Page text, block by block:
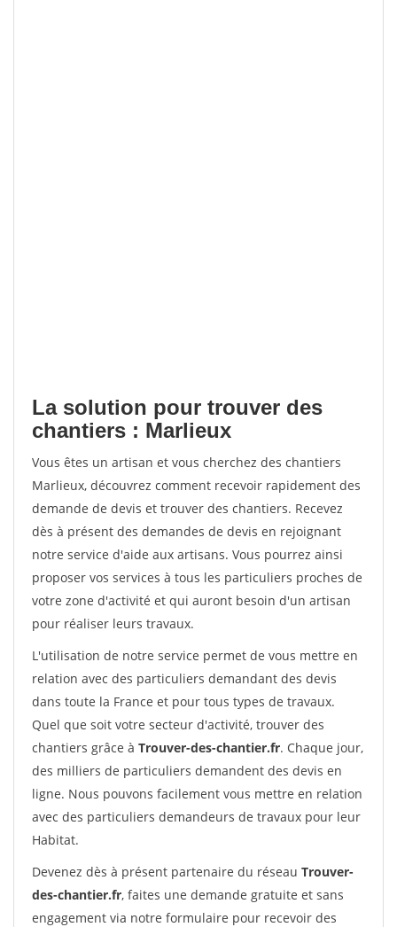
La solution pour trouver des
chantiers : Marlieux
Vous êtes un artisan et vous cherchez des chantiers
Marlieux, découvrez comment recevoir rapidement des
demande de devis et trouver des chantiers. Recevez
dès à présent des demandes de devis en rejoignant
notre service d'aide aux artisans. Vous pourrez ainsi
proposer vos services à tous les particuliers proches de
votre zone d'activité et qui auront besoin d'un artisan
pour réaliser leurs travaux.
L'utilisation de notre service permet de vous mettre en
relation avec des particuliers demandant des devis
dans toute la France et pour tous types de travaux.
Quel que soit votre secteur d'activité, trouver des
chantiers grâce à Trouver-des-chantier.fr. Chaque jour,
des milliers de particuliers demandent des devis en
ligne. Nous pouvons facilement vous mettre en relation
avec des particuliers demandeurs de travaux pour leur
Habitat.
Devenez dès à présent partenaire du réseau Trouver-
des-chantier.fr, faites une demande gratuite et sans
engagement via notre formulaire pour recevoir des